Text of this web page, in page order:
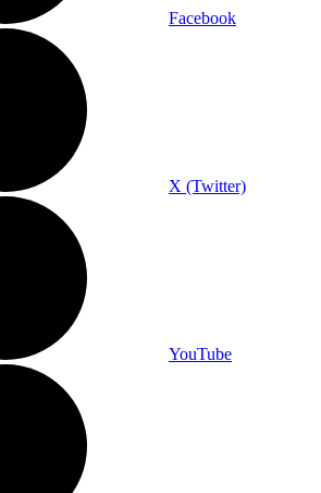
Facebook
X (Twitter)
YouTube